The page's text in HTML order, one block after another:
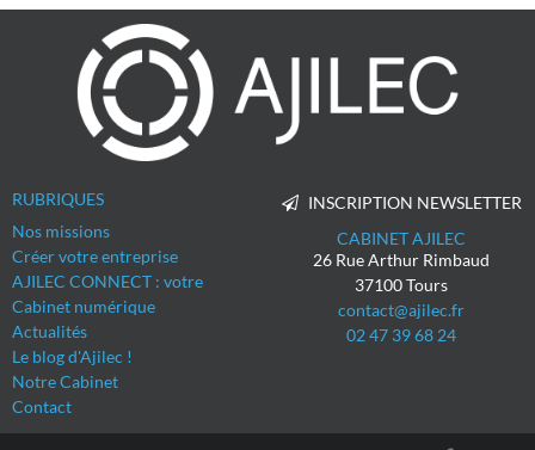
RUBRIQUES
Nos missions
Créer votre entreprise
AJILEC CONNECT : votre
Cabinet numérique
Actualités
Le blog d'Ajilec !
Notre Cabinet
Contact
INSCRIPTION NEWSLETTER
CABINET AJILEC
26 Rue Arthur Rimbaud
37100Tours
contact@ajilec.fr
02 47 39 68 24